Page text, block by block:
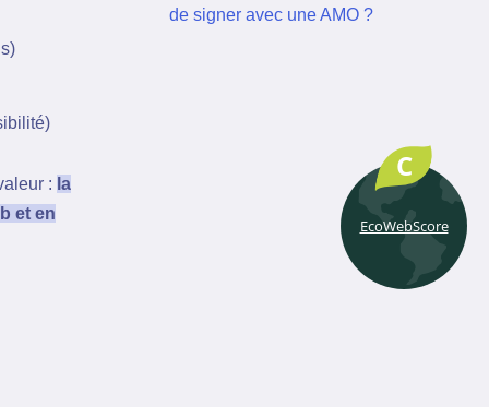
: la
et en
de signer avec une AMO ?
C
EcoWebScore